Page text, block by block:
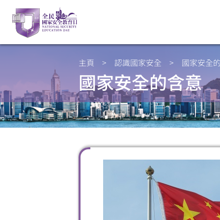
主頁 > 認識國家安全 > 國家安全
國家安全的含意